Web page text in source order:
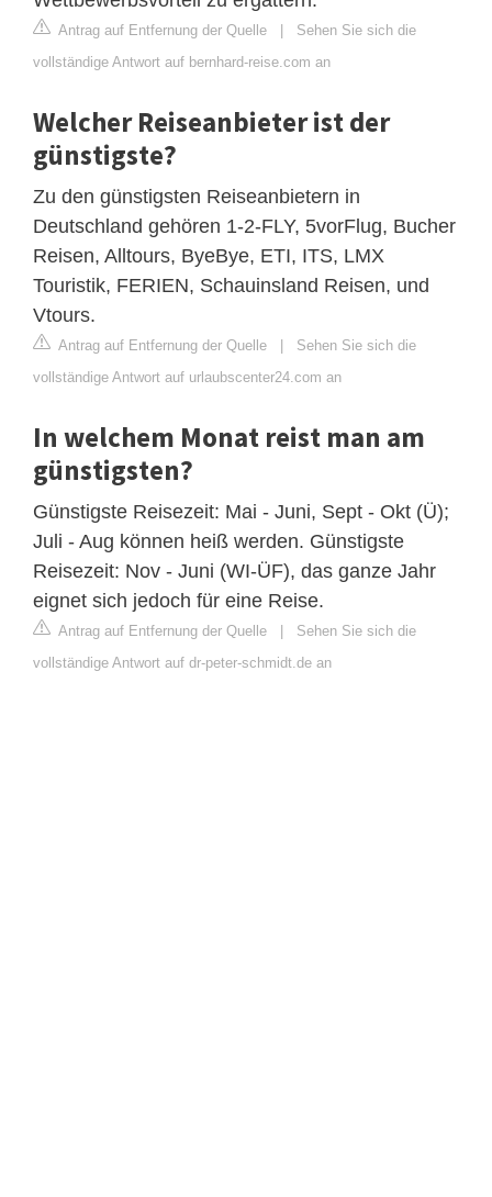
Antrag auf Entfernung der Quelle | Sehen Sie sich die
vollständige Antwort auf bernhard-reise.com an
Welcher Reiseanbieter ist der
günstigste?
Zu den günstigsten Reiseanbietern in
Deutschland gehören 1-2-FLY, 5vorFlug, Bucher
Reisen, Alltours, ByeBye, ETI, ITS, LMX
Touristik, FERIEN, Schauinsland Reisen, und
Vtours.
Antrag auf Entfernung der Quelle | Sehen Sie sich die
vollständige Antwort auf urlaubscenter24.com an
In welchem Monat reist man am
günstigsten?
Günstigste Reisezeit: Mai - Juni, Sept - Okt (Ü);
Juli - Aug können heiß werden. Günstigste
Reisezeit: Nov - Juni (WI-ÜF), das ganze Jahr
eignet sich jedoch für eine Reise.
Antrag auf Entfernung der Quelle | Sehen Sie sich die
vollständige Antwort auf dr-peter-schmidt.de an